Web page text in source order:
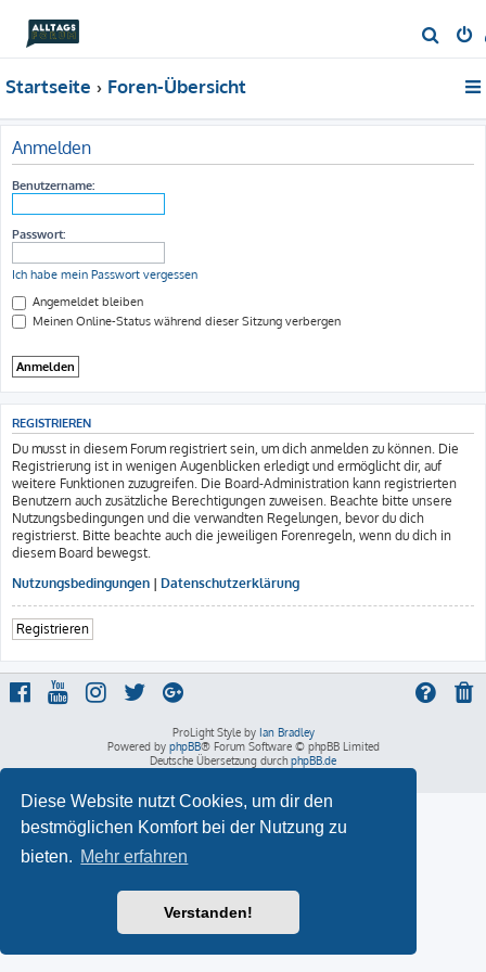
Diese Website nutzt Cookies, um dir den
bestmöglichen Komfort bei der Nutzung zu
bieten. Mehr erfahren
Verstanden!
u
Startseite Foren-Übersicht
Anmelden
Benutzername:
Passwort:
Ich habe mein Passwort vergessen
Angemeldet bleiben
Meinen Online-Status während dieser Sitzung verbergen
REGISTRIEREN
Du musst in diesem Forum registriert sein, um dich anmelden zu können. Die
Registrierung ist in wenigen Augenblicken erledigt und ermöglicht dir, auf
weitere Funktionen zuzugreifen. Die Board-Administration kann registrierten
Benutzern auch zusätzliche Berechtigungen zuweisen. Beachte bitte unsere
Nutzungsbedingungen und die verwandten Regelungen, bevor du dich
registrierst. Bitte beachte auch die jeweiligen Forenregeln, wenn du dich in
diesem Board bewegst.
Nutzungsbedingungen | Datenschutzerklärung
Registrieren
ProLight Style by Ian Bradley
Powered by phpBB® Forum Software © phpBB Limited
Deutsche Übersetzung durch phpBB.de